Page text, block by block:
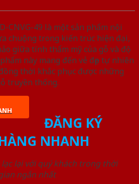
CNVG-49 là một sản phẩm nội
chuộng trong kiến trúc hiện đại,
giữa tính thẩm mỹ của gỗ và độ
này mang đến vẻ đẹp tự nhiên
thời khắc phục được những
truyền thống.
ĐĂNG KÝ
NHANH
lại với quý khách trong thời
ngắn nhất